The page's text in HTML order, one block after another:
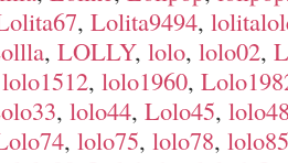
, Lolita9494,
, LOLLY, lolo, lolo02,
lolo1512, lolo1960,
, lolo44, Lolo45,
, lolo75, lolo78, lolo85